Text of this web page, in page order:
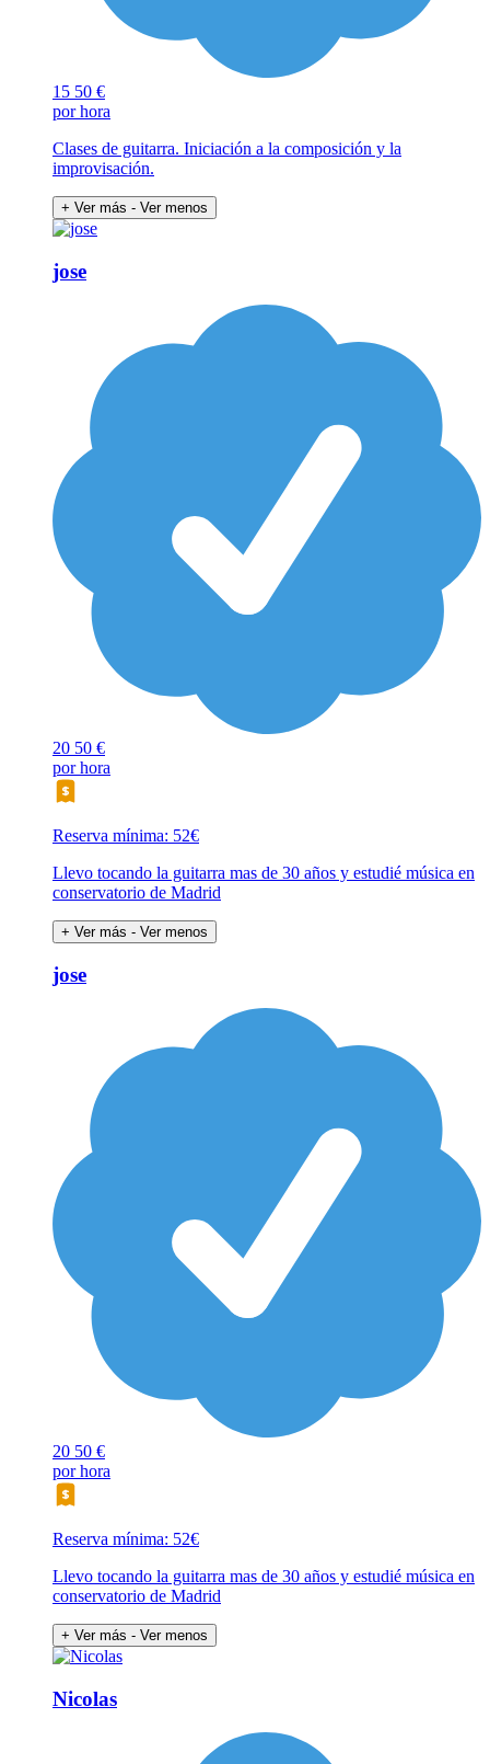
15 50 €
por hora
Clases de guitarra. Iniciación a la composición y la
improvisación.
+ Ver más - Ver menos
jose
20 50 €
por hora
Reserva mínima: 52€
Llevo tocando la guitarra mas de 30 años y estudié música en
conservatorio de Madrid
+ Ver más - Ver menos
jose
20 50 €
por hora
Reserva mínima: 52€
Llevo tocando la guitarra mas de 30 años y estudié música en
conservatorio de Madrid
+ Ver más - Ver menos
Nicolas